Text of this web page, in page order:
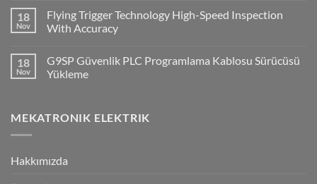
Haberleşmesi
on
Q2A
Ve
NPN/PNP
Giriş
Bağlantılar
18
Nov
Flying Trigger Technology High-Speed Inspection
With Accuracy
on
Flying
Trigger
Inspection
With
18
Nov
G9SP Güvenlik PLC Programlama Kablosu Sürücüsü
Yükleme
G9SP
Güvenlik
Sürücüsü
MEKATRONIK ELEKTRIK
Hakkımızda